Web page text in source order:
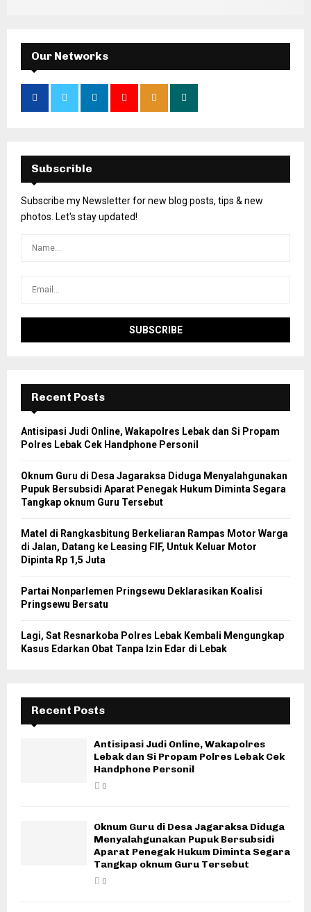
Our Networks
Subscrible
Subscribe my Newsletter for new blog posts, tips & new
photos. Let's stay updated!
Recent Posts
Antisipasi Judi Online, Wakapolres Lebak dan Si Propam
Polres Lebak Cek Handphone Personil
Oknum Guru di Desa Jagaraksa Diduga Menyalahgunakan
Pupuk Bersubsidi Aparat Penegak Hukum Diminta Segara
Tangkap oknum Guru Tersebut
Matel di Rangkasbitung Berkeliaran Rampas Motor Warga
di Jalan, Datang ke Leasing FIF, Untuk Keluar Motor
Dipinta Rp 1,5 Juta
Partai Nonparlemen Pringsewu Deklarasikan Koalisi
Pringsewu Bersatu
Lagi, Sat Resnarkoba Polres Lebak Kembali Mengungkap
Kasus Edarkan Obat Tanpa Izin Edar di Lebak
Recent Posts
Antisipasi Judi Online, Wakapolres
Lebak dan Si Propam Polres Lebak Cek
Handphone Personil
0
Oknum Guru di Desa Jagaraksa Diduga
Menyalahgunakan Pupuk Bersubsidi
Aparat Penegak Hukum Diminta Segara
Tangkap oknum Guru Tersebut
0